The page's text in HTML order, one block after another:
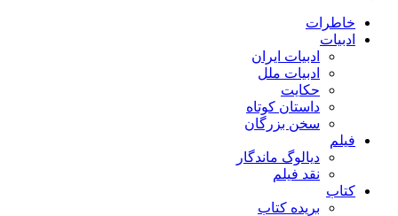
خاطرات
ادبیات
ادبیات ایران
ادبیات ملل
حکایت
داستان کوتاه
سخن بزرگان
فیلم
دیالوگ ماندگار
نقد فیلم
کتاب
بریده کتاب